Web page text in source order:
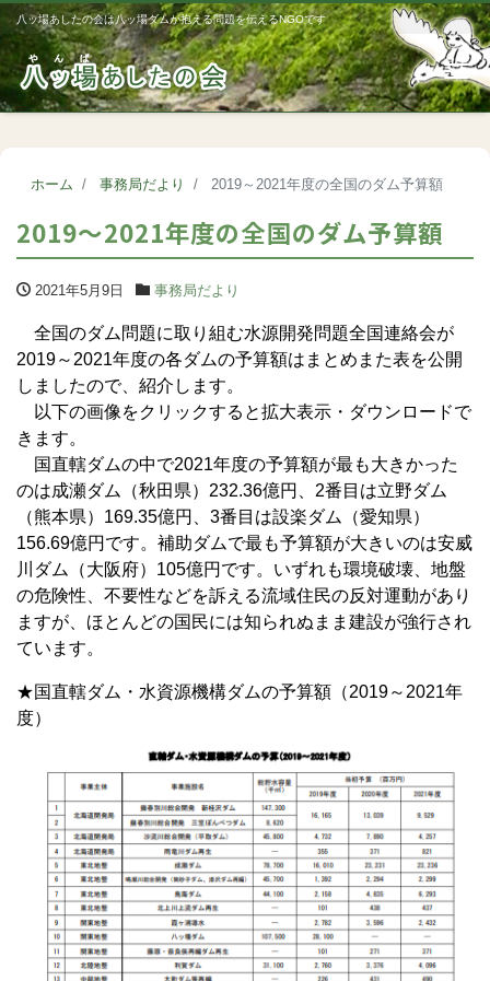
八ッ場あしたの会は八ッ場ダムが抱える問題を伝えるNGOです
ホーム 事務局だより 2019～2021年度の全国のダム予算額
2019～2021年度の全国のダム予算額
2021年5月9日 事務局だより
全国のダム問題に取り組む水源開発問題全国連絡会が
2019～2021年度の各ダムの予算額はまとめまた表を公開
しましたので、紹介します。
以下の画像をクリックすると拡大表示・ダウンロードで
きます。
国直轄ダムの中で2021年度の予算額が最も大きかった
のは成瀬ダム（秋田県）232.36億円、2番目は立野ダム
（熊本県）169.35億円、3番目は設楽ダム（愛知県）
156.69億円です。補助ダムで最も予算額が大きいのは安威
川ダム（大阪府）105億円です。いずれも環境破壊、地盤
の危険性、不要性などを訴える流域住民の反対運動があり
ますが、ほとんどの国民には知られぬまま建設が強行され
ています。
★国直轄ダム・水資源機構ダムの予算額（2019～2021年
度）